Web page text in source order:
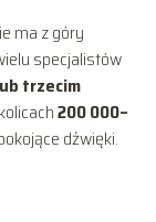
ma z góry
specjalistów
trzecim
200 000–
dźwięki.